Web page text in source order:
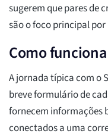
sugerem que pares de
são o foco principal
Como
A jornada típica com o
breve formulário de
fornecem informações
conectados a uma